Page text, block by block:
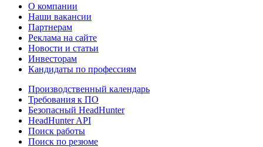
О компании
Наши вакансии
Партнерам
Реклама на сайте
Новости и статьи
Инвесторам
Кандидаты по профессиям
Производственный календарь
Требования к ПО
Безопасный HeadHunter
HeadHunter API
Поиск работы
Поиск по резюме